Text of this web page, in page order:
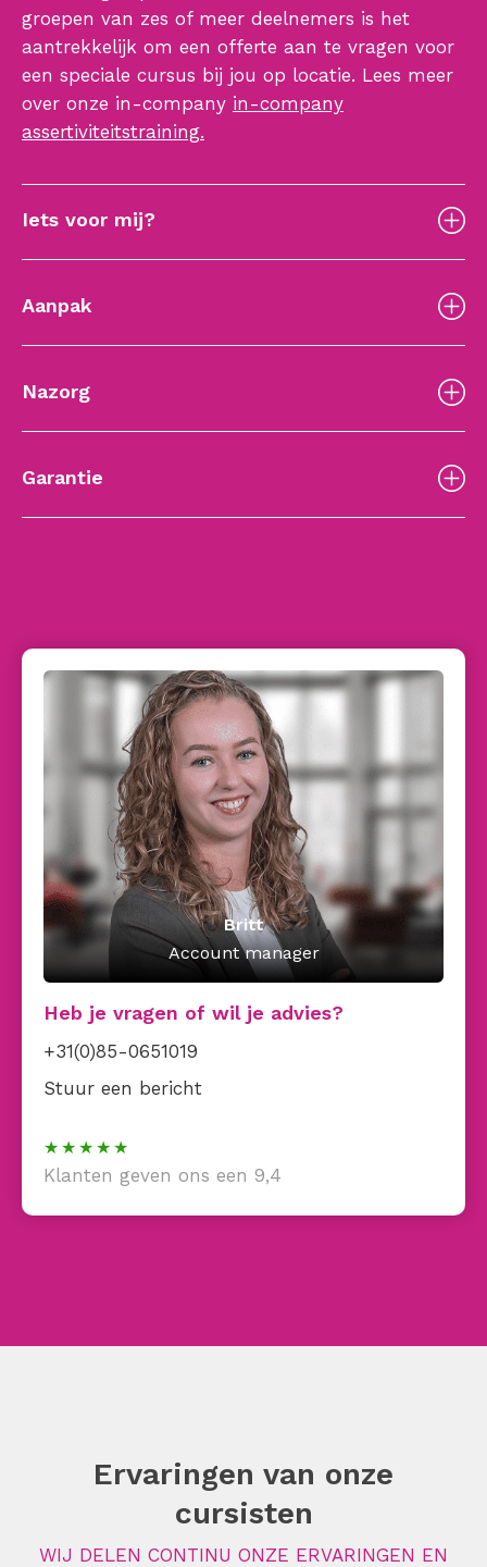
groepen van zes of meer deelnemers is het
aantrekkelijk om een offerte aan te vragen voor
een speciale cursus bij jou op locatie. Lees meer
over onze in-company in-company
assertiviteitstraining.
Iets voor mij?
Aanpak
Nazorg
Garantie
Britt
Account manager
Heb je vragen of wil je advies?
+31(0)85-0651019
Stuur een bericht
Klanten geven ons een 9,4
Ervaringen van onze
cursisten
WIJ DELEN CONTINU ONZE ERVARINGEN EN